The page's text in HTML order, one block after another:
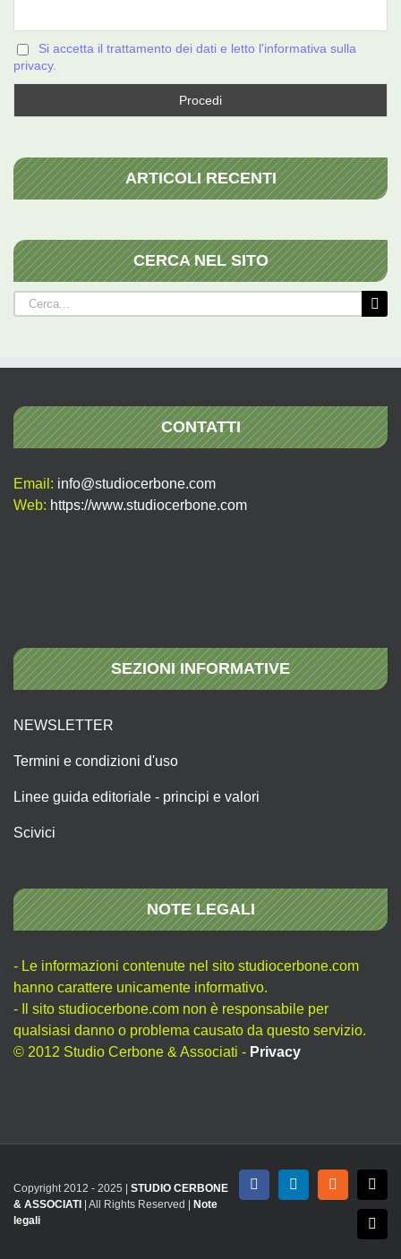
Si accetta il trattamento dei dati e letto l'informativa sulla
privacy.
ARTICOLI RECENTI
CERCA NEL SITO
Cerca
per:
CONTATTI
Email: info@studiocerbone.com
Web: https://www.studiocerbone.com
SEZIONI INFORMATIVE
NEWSLETTER
Termini e condizioni d'uso
Linee guida editoriale - principi e valori
Scivici
NOTE LEGALI
- Le informazioni contenute nel sito studiocerbone.com
hanno carattere unicamente informativo.
- Il sito studiocerbone.com non è responsabile per
qualsiasi danno o problema causato da questo servizio.
© 2012 Studio Cerbone & Associati - Privacy
Copyright 2012 - 2025 | STUDIO CERBONE
& ASSOCIATI | All Rights Reserved | Note
legali
FacebookLinkedInRss X